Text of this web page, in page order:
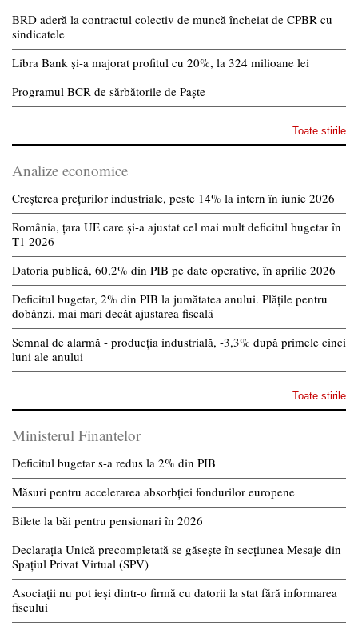
BRD aderă la contractul colectiv de muncă încheiat de CPBR cu
sindicatele
Libra Bank și-a majorat profitul cu 20%, la 324 milioane lei
Programul BCR de sărbătorile de Paște
Toate stirile
Analize economice
Creșterea prețurilor industriale, peste 14% la intern în iunie 2026
România, țara UE care și-a ajustat cel mai mult deficitul bugetar în
T1 2026
Datoria publică, 60,2% din PIB pe date operative, în aprilie 2026
Deficitul bugetar, 2% din PIB la jumătatea anului. Plățile pentru
dobânzi, mai mari decât ajustarea fiscală
Semnal de alarmă - producția industrială, -3,3% după primele cinci
luni ale anului
Toate stirile
Ministerul Finantelor
Deficitul bugetar s-a redus la 2% din PIB
Măsuri pentru accelerarea absorbției fondurilor europene
Bilete la băi pentru pensionari în 2026
Declarația Unică precompletată se găsește în secțiunea Mesaje din
Spațiul Privat Virtual (SPV)
Asociații nu pot ieși dintr-o firmă cu datorii la stat fără informarea
fiscului